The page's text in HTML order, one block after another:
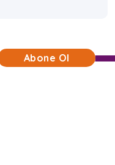
Abone Ol